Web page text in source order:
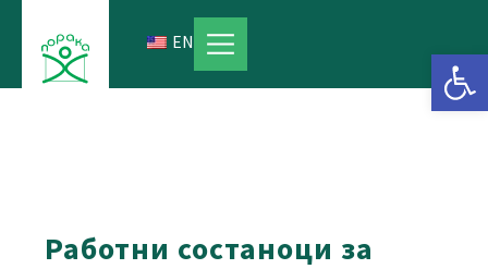
content
EN
Работни состаноци за